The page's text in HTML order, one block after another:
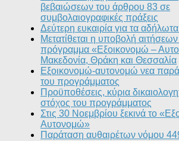
βεβαιώσεων του άρθρου 83 σε
συμβολαιογραφικές πράξεις
Δεύτερη ευκαιρία για τα
Μετατίθεται η υποβολή αιτήσεων
πρόγραμμα «Εξοικονομώ –
Μακεδονία, Θράκη και Θεσσαλία
Εξοικονομώ-αυτονομώ νεα
του προγράμματος
Προϋποθέσεις, κύρια
στόχος του προγράμματος
Στις 30 Νοεμβρίου ξεκινά το
Αυτονομώ»
Παράταση αυθαιρέτων νόμου